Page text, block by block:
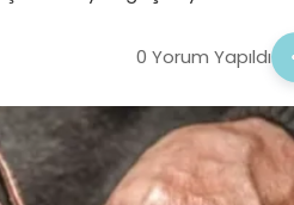
0 Yorum Yapıldı